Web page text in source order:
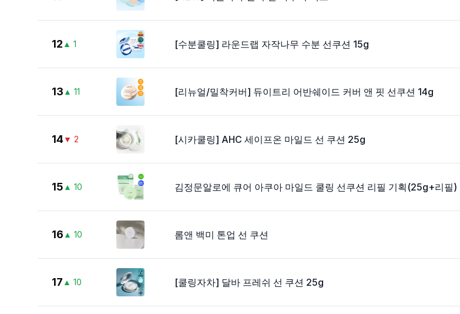
12 ▲ 1 [수분쿨링] 라운드랩 자작나무 수분 선쿠션 15g
13 ▲ 11 [리뉴얼/밀착커버] 듀이트리 어반쉐이드 커버 앤 핏 선쿠션 14g
14 ▼ 2 [시카쿨링] AHC 세이프온 마일드 선 쿠션 25g
15 ▲ 10 김정문알로에 큐어 아쿠아 마일드 쿨링 선쿠션 리필 기획(25g+리필)
16 ▲ 10 롬앤 백미 톤업 선 쿠션
17 ▲ 10 [쿨링자차] 달바 프레쉬 선 쿠션 25g